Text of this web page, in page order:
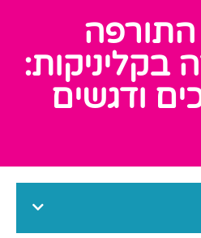
התורפה
בקליניקות:
ודגשים